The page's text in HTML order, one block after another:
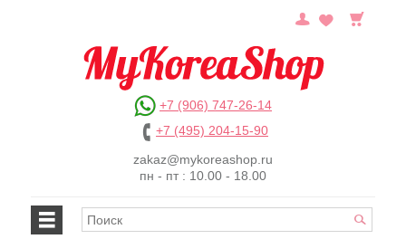
+7 (906) 747-26-14
+7 (495) 204-15-90
zakaz@mykoreashop.ru
пн - пт : 10.00 - 18.00